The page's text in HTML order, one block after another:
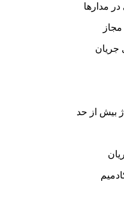
مدارها
جریان
بیش از حد